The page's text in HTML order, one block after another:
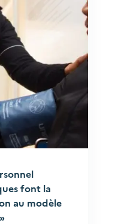
font la
au modèle